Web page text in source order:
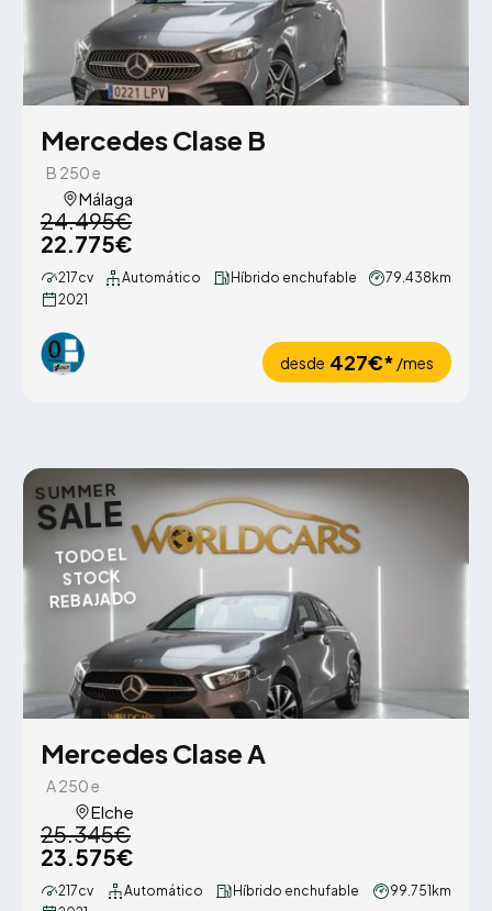
Mercedes Clase B
B 250 e
Málaga
24.495€
22.775€
217cv Automático Híbrido enchufable
79.438km
2021
desde 427€* /mes
SUMMER
SALE
TODO EL
STOCK
REBAJADO
Mercedes Clase A
A 250 e
Elche
25.345€
23.575€
217cv Automático Híbrido enchufable
99.751km